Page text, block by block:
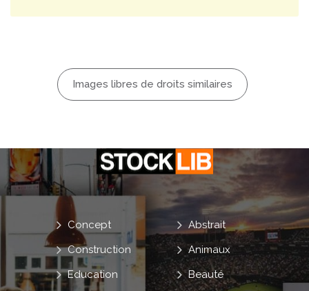
Images libres de droits similaires
Abstrait
Animaux
Beauté
Concept
Construction
Education